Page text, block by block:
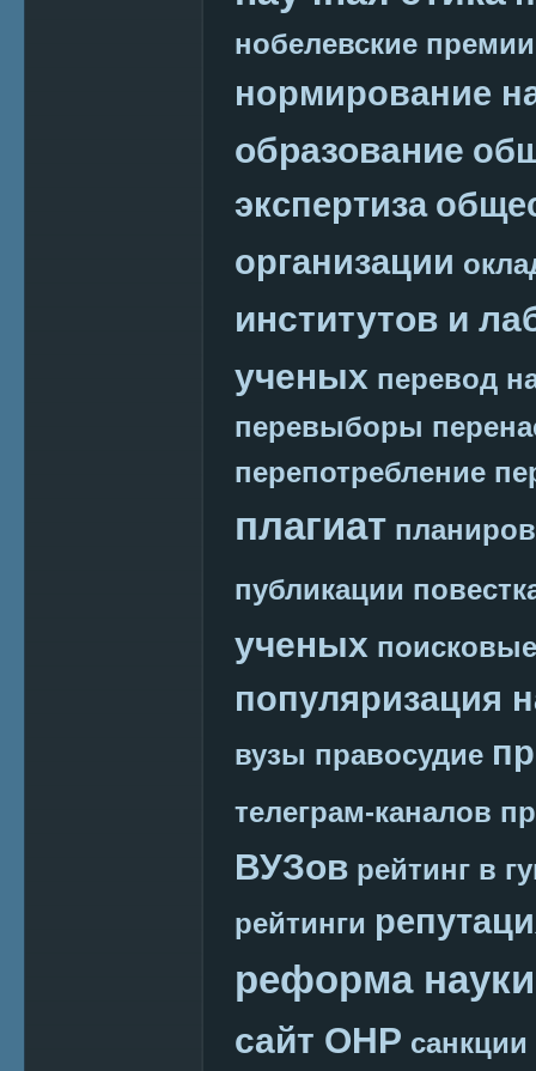
нобелевские премии
нормирование
образование
экспертиза
организации
институтов и
ученых перевод
перевыборы
перепотребление
плагиат
публикации
ученых
популяризация
вузы правосудие
телеграм-каналов
ВУЗов рейтинг в
рейтинги
реформа науки
сайт ОНР санкции